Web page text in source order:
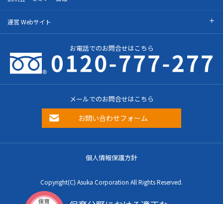
運営 Webサイト
お電話でのお問合せはこちら
メールでのお問合せはこちら
お問い合わせフォーム
個人情報保護方針
Copyright(C) Asuka Corporation All Rights Reserved.